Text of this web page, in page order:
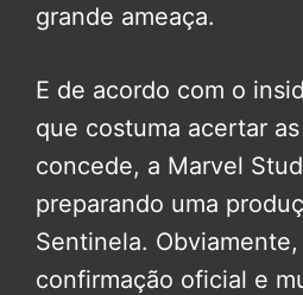
grande ameaça.
E de acordo com o
que costuma acertar
concede, a Marvel
preparando uma
Sentinela.
confirmação oficial e